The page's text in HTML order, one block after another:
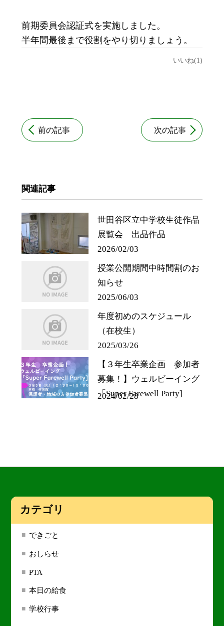
前期委員会認証式を実施しました。
半年間最後まで役割をやり切りましょう。
いいね(1)
前の記事 次の記事
関連記事
世田谷区立中学校生徒作品
展覧会 出品作品
2026/02/03
授業公開期間中時間割のお
知らせ
2025/06/03
年度初めのスケジュール
（在校生）
2025/03/26
【３年生卒業企画 参加者
募集！】ウェルビーイング
「Super Farewell Party]
2024/02/28
カテゴリ
できごと
おしらせ
PTA
本日の給食
学校行事